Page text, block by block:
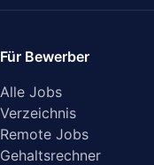
Für Bewerber
Alle Jobs
Verzeichnis
Remote Jobs
Gehaltsrechner